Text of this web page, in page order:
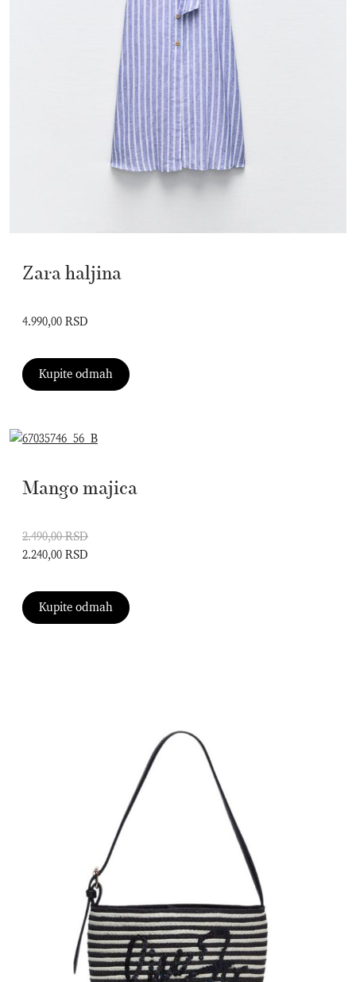
Zara haljina
4.990,00 RSD
Kupite odmah
Mango majica
2.490,00 RSD
2.240,00 RSD
Kupite odmah